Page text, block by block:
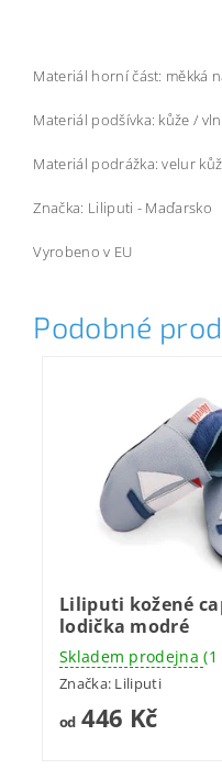
Materiál horní část: měkká
Materiál podšívka: kůže /
Materiál podrážka: velur
Značka: Liliputi - Maďarsko
Vyrobeno v EU
Podobné
Liliputi kožené
lodička modré
Skladem prodejna(1
Značka: Liliputi
od446 Kč